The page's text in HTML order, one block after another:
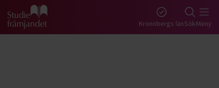
Gå till studiefrämjandets startsida Kronobergs länSökMeny